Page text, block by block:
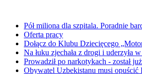
Pół miliona dla szpitala. Poradnie
Oferta pracy
Dołącz do Klubu Dziecięcego
Na łuku zjechała z drogi i uderzyła
Prowadził po narkotykach - został
Obywatel Uzbekistanu musi opuścić